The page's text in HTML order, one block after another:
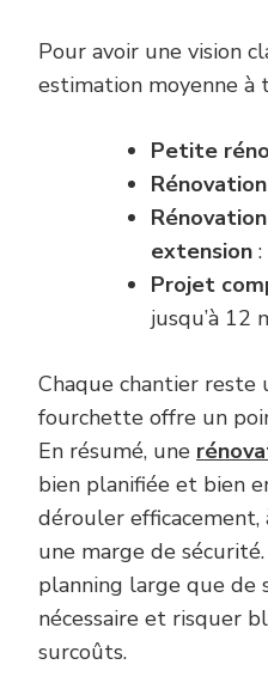
Pour avoir une vision
estimation moyenne à
Petite
extension
Projet
jusqu’à 12
Chaque chantier reste
fourchette offre un
En résumé, une
bien planifiée et bien
dérouler
une marge de
planning large que de
nécessaire et risquer
surcoûts.